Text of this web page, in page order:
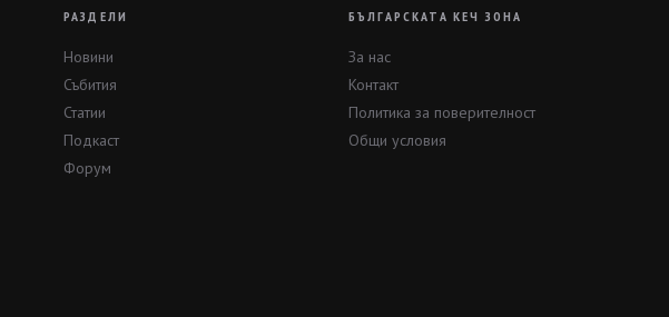
РАЗДЕЛИ
Новини
Събития
Статии
Подкаст
Форум
БЪЛГАРСКАТА КЕЧ ЗОНА
За нас
Контакт
Политика за поверителност
Общи условия